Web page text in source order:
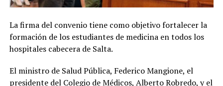
La firma del convenio tiene como objetivo fortalecer la
formación de los estudiantes de medicina en todos los
hospitales cabecera de Salta.
El ministro de Salud Pública, Federico Mangione, el
presidente del Colegio de Médicos, Alberto Robredo, y el